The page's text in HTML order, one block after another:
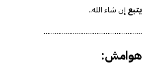
يتبعإن شاء الله..
………………………………………………
هوامش: